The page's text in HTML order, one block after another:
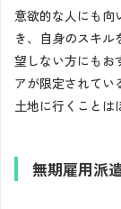
意欲的な人にも向
き、自身のスキル
望しない方にもお
アが限定されてい
土地に行くことは
無期雇用派